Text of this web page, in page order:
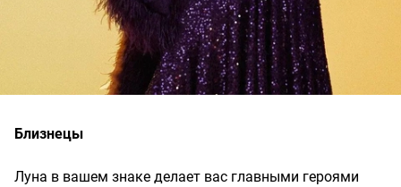
Близнецы
Луна в вашем знаке делает вас главными героями